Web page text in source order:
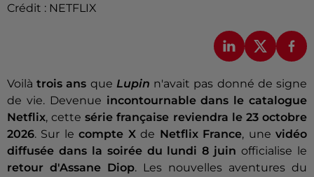
Crédit : NETFLIX
Voilàtrois ans que Lupin n'avait pas donné de signe
de vie. Devenue incontournable dans le catalogue
Netflix, cettesérie française reviendra le 23 octobre
2026. Sur lecompte Xde Netflix France, unevidéo
diffusée dans la soirée du lundi 8 juin officialise le
retour d'Assane Diop. Les nouvelles aventures du